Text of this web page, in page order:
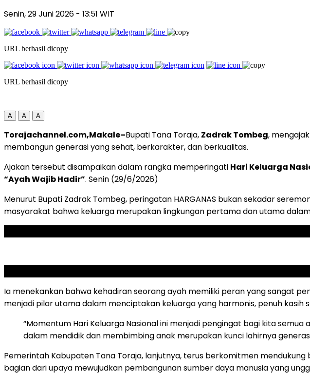
Senin, 29 Juni 2026 - 13:51 WIT
URL berhasil dicopy
URL berhasil dicopy
A A A
Torajachannel.com,Makale–Bupati Tana Toraja, Zadrak Tombeg,
membangun generasi yang sehat, berkarakter, dan berkualitas.
Ajakan tersebut disampaikan dalam rangka memperingati Hari Keluarga
“Ayah Wajib Hadir”. Senin (29/6/2026)
Menurut Bupati Zadrak Tombeg, peringatan HARGANAS bukan sekadar
masyarakat bahwa keluarga merupakan lingkungan pertama dan utama
Ia menekankan bahwa kehadiran seorang ayah memiliki peran yang sangat
menjadi pilar utama dalam menciptakan keluarga yang harmonis, penuh
“Momentum Hari Keluarga Nasional ini menjadi pengingat bagi kita
dalam mendidik dan membimbing anak merupakan kunci lahirnya
Pemerintah Kabupaten Tana Toraja, lanjutnya, terus berkomitmen
bagian dari upaya mewujudkan pembangunan sumber daya manusia yang